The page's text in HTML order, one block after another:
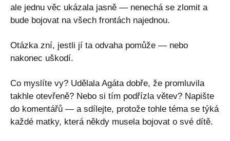
ale jednu věc ukázala jasně — nenechá se zlomit a
bude bojovat na všech frontách najednou.
Otázka zní, jestli jí ta odvaha pomůže — nebo
nakonec uškodí.
Co myslíte vy? Udělala Agáta dobře, že promluvila
takhle otevřeně? Nebo si tím podřízla větev? Napište
do komentářů — a sdílejte, protože tohle téma se týká
každé matky, která někdy musela bojovat o své dítě.